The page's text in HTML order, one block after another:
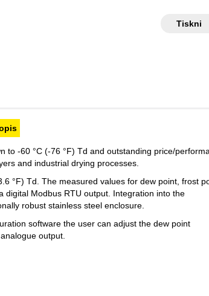
Tiskni
to -60 °C (-76 °F) Td and outstanding price/
and industrial drying processes.
°F) Td. The measured values for dew point, frost
digital Modbus RTU output. Integration into the
robust stainless steel enclosure.
software the user can adjust the dew point
output.